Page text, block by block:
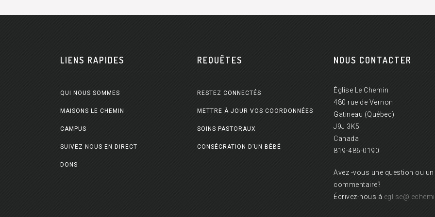
LIENS RAPIDES
QUI NOUS SOMMES
MAISONS LE CHEMIN
CAMPUS
SUIVEZ-NOUS EN DIRECT
DONS
REQUÊTES
RESTEZ CONNECTÉS
METTRE À JOUR VOS COORDONNÉES
SOINS PASTORAUX
CONSÉCRATION D’UN BÉBÉ
NOUS CONTACTER
Église Le Chemin
480 rue de Vernon
Gatineau (Québec)
J9J 3K5
Canada
819-486-0190
Avez -vous une question ou un
commentaire?
Écrivez-nous à